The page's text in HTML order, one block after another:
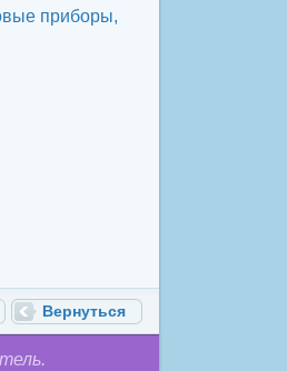
приборы,
Вернуться